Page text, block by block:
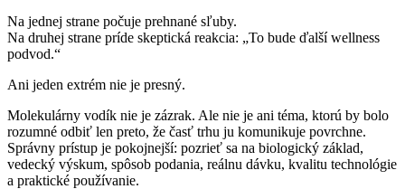
Na jednej strane počuje prehnané sľuby.
Na druhej strane príde skeptická reakcia: „To bude ďalší wellness
podvod.“
Ani jeden extrém nie je presný.
Molekulárny vodík nie je zázrak. Ale nie je ani téma, ktorú by bolo
rozumné odbiť len preto, že časť trhu ju komunikuje povrchne.
Správny prístup je pokojnejší: pozrieť sa na biologický základ,
vedecký výskum, spôsob podania, reálnu dávku, kvalitu technológie
a praktické používanie.